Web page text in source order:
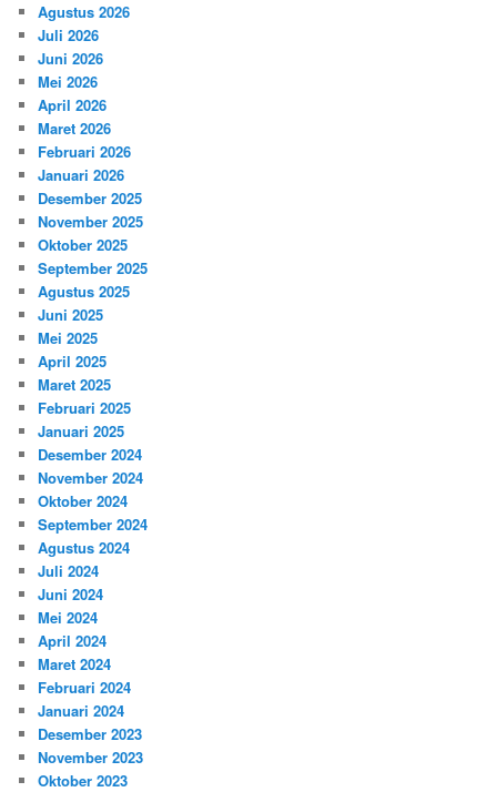
Agustus 2026
Juli 2026
Juni 2026
Mei 2026
April 2026
Maret 2026
Februari 2026
Januari 2026
Desember 2025
November 2025
Oktober 2025
September 2025
Agustus 2025
Juni 2025
Mei 2025
April 2025
Maret 2025
Februari 2025
Januari 2025
Desember 2024
November 2024
Oktober 2024
September 2024
Agustus 2024
Juli 2024
Juni 2024
Mei 2024
April 2024
Maret 2024
Februari 2024
Januari 2024
Desember 2023
November 2023
Oktober 2023